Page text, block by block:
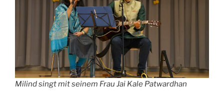
Milind singt mit seinem Frau Jai Kale Patwardhan